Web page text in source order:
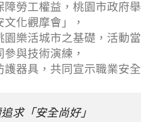
勞工權益，桃園市政府舉
化觀摩會」，
樂活城市之基礎，活動當
與技術演練，
器具，共同宣示職業安全
求「安全尚好」